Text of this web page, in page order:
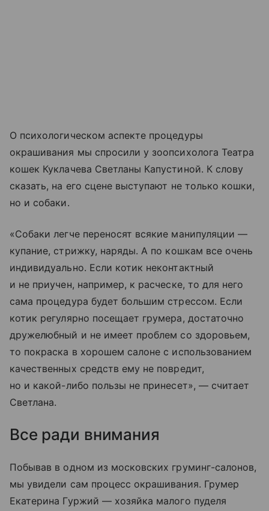
О психологическом аспекте процедуры
окрашивания мы спросили у зоопсихолога Театра
кошек Куклачева Светланы Капустиной. К слову
сказать, на его сцене выступают не только кошки,
но и собаки.
«Собаки легче переносят всякие манипуляции —
купание, стрижку, наряды. А по кошкам все очень
индивидуально. Если котик неконтактный
и не приучен, например, к расческе, то для него
сама процедура будет большим стрессом. Если
котик регулярно посещает грумера, достаточно
дружелюбный и не имеет проблем со здоровьем,
то покраска в хорошем салоне с использованием
качественных средств ему не повредит,
но и какой-либо пользы не принесет», — считает
Светлана.
Все ради внимания
Побывав в одном из московских груминг-салонов,
мы увидели сам процесс окрашивания. Грумер
Екатерина Гуржий — хозяйка малого пуделя